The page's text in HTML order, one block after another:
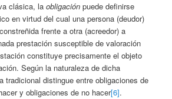
clásica, laobligación puede definirse
en virtud del cual una persona (deudor)
frente a otra (acreedor) a
prestación susceptible de valoración
constituye precisamente el objeto
Según la naturaleza de dicha
tradicional distingue entre obligaciones de
y obligaciones de no hacer[6].